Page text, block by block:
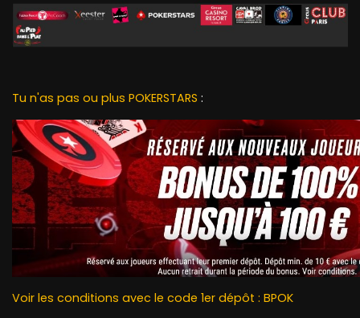
Tu n'as pas ou plus POKERSTARS :
Voir les conditions avec le code 1er dépôt : BPOK